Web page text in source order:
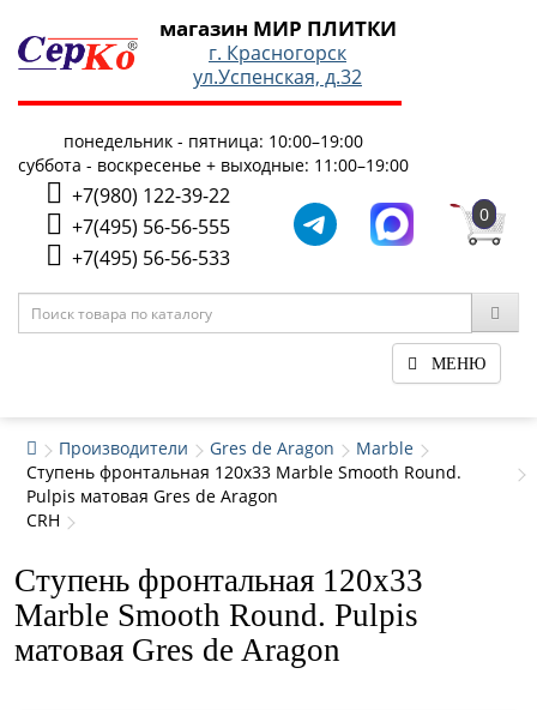
магазин МИР ПЛИТКИ
г. Красногорск
ул.Успенская, д.32
понедельник - пятница: 10:00–19:00
суббота - воскресенье + выходные: 11:00–19:00
+7(980) 122-39-22
+7(495) 56-56-555
+7(495) 56-56-533
0
МЕНЮ
Производители Gres de Aragon
Marble
Ступень фронтальная 120x33 Marble Smooth Round.
Pulpis матовая Gres de Aragon
CRH
Ступень фронтальная 120x33
Marble Smooth Round. Pulpis
матовая Gres de Aragon